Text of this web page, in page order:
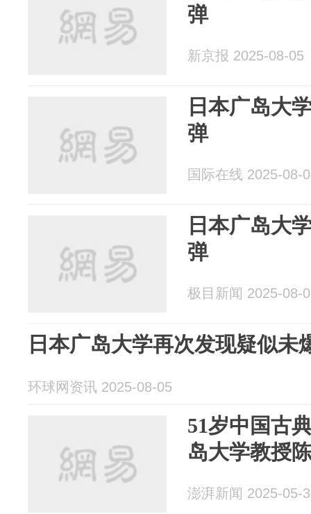
弹
新京报 2025-08-05
日本广岛大
弹
国际在线 2025-08-
日本广岛大
弹
极目新闻 2025-08-
日本广岛大学再次发现疑似未
环球网资讯 2025-08-05
51岁中国古
岛大学教授
澎湃新闻 2025-05-